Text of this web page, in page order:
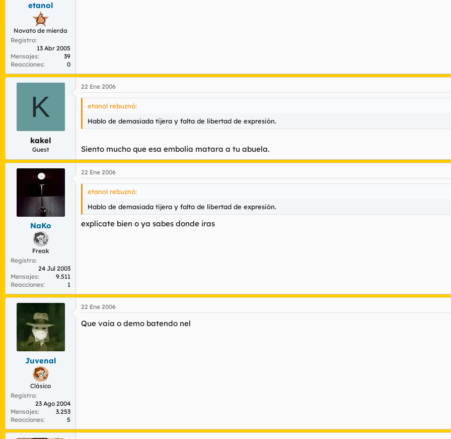
etanol
Novato de mierda
Registro
13 Abr 2005
Mensajes
39
Reacciones
0
K
kakel
Guest
22 Ene 2006
etanol rebuznó:
Hablo de demasiada tijera y falta de libertad de expresión.
Siento mucho que esa embolia matara a tu abuela.
NaKo
Freak
Registro
24 Jul 2003
Mensajes
9.511
Reacciones
1
22 Ene 2006
etanol rebuznó:
Hablo de demasiada tijera y falta de libertad de expresión.
explicate bien o ya sabes donde iras
Juvenal
Clásico
Registro
23 Ago 2004
Mensajes
3.253
Reacciones
5
22 Ene 2006
Que vaia o demo batendo nel